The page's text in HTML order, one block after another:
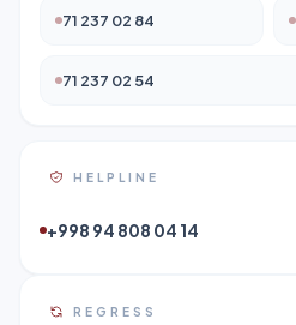
71 237 02 84
71 237 02 54
HELPLINE
+998 94 808 04 14
REGRESS